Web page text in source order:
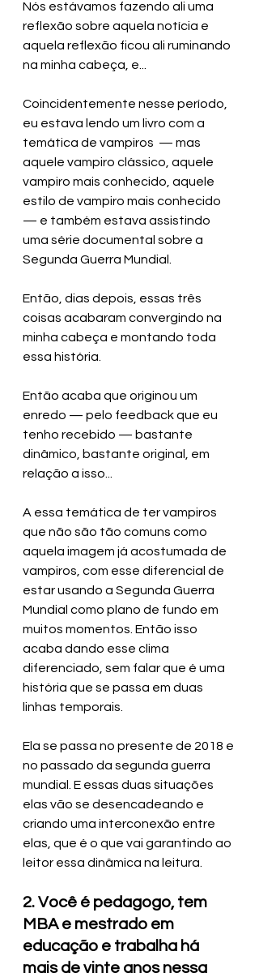
Nós estávamos fazendo ali uma
reflexão sobre aquela notícia e
aquela reflexão ficou ali ruminando
na minha cabeça, e...
Coincidentemente nesse período,
eu estava lendo um livro com a
temática de vampiros  — mas
aquele vampiro clássico, aquele
vampiro mais conhecido, aquele
estilo de vampiro mais conhecido
— e também estava assistindo
uma série documental sobre a
Segunda Guerra Mundial.
Então, dias depois, essas três
coisas acabaram convergindo na
minha cabeça e montando toda
essa história.
Então acaba que originou um
enredo — pelo feedback que eu
tenho recebido — bastante
dinâmico, bastante original, em
relação a isso...
A essa temática de ter vampiros
que não são tão comuns como
aquela imagem já acostumada de
vampiros, com esse diferencial de
estar usando a Segunda Guerra
Mundial como plano de fundo em
muitos momentos. Então isso
acaba dando esse clima
diferenciado, sem falar que é uma
história que se passa em duas
linhas temporais.
Ela se passa no presente de 2018 e
no passado da segunda guerra
mundial. E essas duas situações
elas vão se desencadeando e
criando uma interconexão entre
elas, que é o que vai garantindo ao
leitor essa dinâmica na leitura.
2. Você é pedagogo, tem
MBA e mestrado em
educação e trabalha há
mais de vinte anos nessa